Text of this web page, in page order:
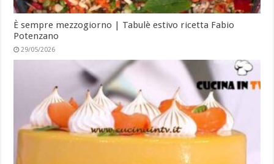
È sempre mezzogiorno | Tabulè estivo ricetta Fabio
Potenzano
29/05/2026